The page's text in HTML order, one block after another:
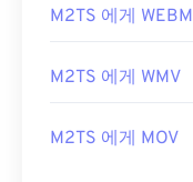
M2TS 에게 WEBM
M2TS 에게 WMV
M2TS 에게 MOV